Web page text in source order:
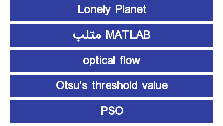
Lonely Planet
MATLAB متلب
optical flow
Otsu’s threshold value
PSO